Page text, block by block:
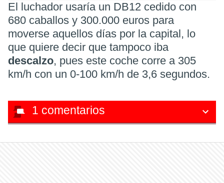
El luchador usaría un DB12 cedido con
680 caballos y 300.000 euros para
moverse aquellos días por la capital, lo
que quiere decir que tampoco iba
descalzo, pues este coche corre a 305
km/h con un 0-100 km/h de 3,6 segundos.
1 comentarios